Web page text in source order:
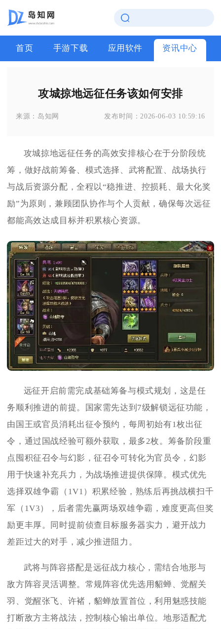
首页 手游下载 应用软件 资讯中心
攻城掠地远征任务该如何安排
来源： 岛知网 发布时间： 2026-06-03 10:59:16
攻城掠地远征任务的高效安排核心在于分阶段统
筹，做好战前筹备、模式选择、武将配置、战场执行
与战后资源分配，全程以“稳推进、控损耗、最大化奖
励”为原则，兼顾团队协作与个人贡献，确保每次远征
都能高效达成目标并积累核心资源。
远征开启前需完成基础筹备与模式规划，这是任
务顺利推进的前提。国家需先达到7级解锁远征功能，
由国王或官员消耗出征令预约，每周初始有1枚出征
令，通过国战经验可额外获取，最多2枚。筹备阶段重
点囤积征召令与幻影，征召令可转化为官员令，幻影
用于快速补充兵力，为战场推进提供保障。模式优先
选择双雄争霸（1V1）积累经验，熟练后再挑战横扫千
军（1V3），后者需先赢两场双雄争霸，难度更高但奖
励更丰厚。同时提前侦查目标服务器实力，避开战力
差距过大的对手，减少推进阻力。
武将与阵容搭配是远征战力核心，需结合地形与
敌方阵容灵活调整。常规阵容优先选用貂蝉、觉醒关
羽、觉醒张飞、许褚，貂蝉放置首位，利用魅惑技能
打断敌方主将战法，控制核心输出单位。地形适配尤